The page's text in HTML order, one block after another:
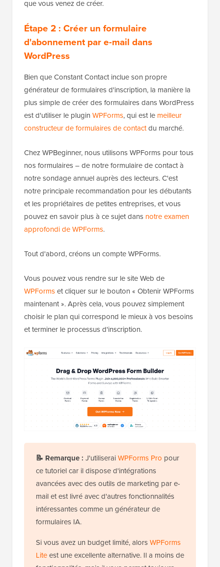
que vous venez de créer.
Étape 2 : Créer un formulaire
d'abonnement par e-mail dans
WordPress
Bien que Constant Contact inclue son propre
générateur de formulaires d'inscription, la manière la
plus simple de créer des formulaires dans WordPress
est d'utiliser le plugin WPForms, qui est le meilleur
constructeur de formulaires de contactdu marché.
Chez WPBeginner, nous utilisons WPForms pour tous
nos formulaires – de notre formulaire de contact à
notre sondage annuel auprès des lecteurs. C'est
notre principale recommandation pour les débutants
et les propriétaires de petites entreprises, et vous
pouvez en savoir plus à ce sujet dans notre examen
approfondi de WPForms.
Tout d'abord, créons un compte WPForms.
Vous pouvez vous rendre sur le site Web de
WPFormset cliquer sur le bouton « Obtenir WPForms
maintenant ». Après cela, vous pouvez simplement
choisir le plan qui correspond le mieux à vos besoins
et terminer le processus d'inscription.
📝 Remarque : J'utiliseraiWPForms Pro pour
ce tutoriel car il dispose d'intégrations
avancées avec des outils de marketing par e-
mail et est livré avec d'autres fonctionnalités
intéressantes comme un générateur de
formulaires IA.
Si vous avez un budget limité, alorsWPForms
Liteest une excellente alternative. Il a moins de